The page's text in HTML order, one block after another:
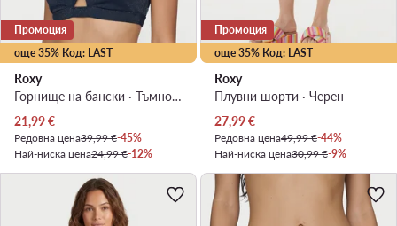
още 35% Код: LAST
Промоция
Roxy
Горнище на бански · Тъмносин
Актуална цена
21,99€
Редовна цена39,99 €-45%
Най-ниска цена24,99 €-12%
още 35% Код: LAST
Промоция
Roxy
Плувни шорти · Черен
Актуална цена
27,99€
Редовна цена49,99 €-44%
Най-ниска цена30,99 €-9%